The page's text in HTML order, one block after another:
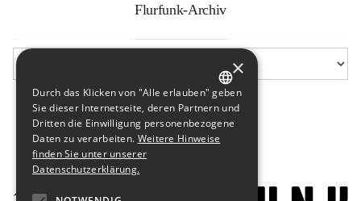
Flurfunk-Archiv
GERMAN
ENGLISH
×
Durch das Klicken von "Alle erlauben" geben
Sie dieser Internetseite, deren Partnern und
Dritten die Einwilligung personenbezogene
Daten zu verarbeiten. Weitere Hinweise
finden Sie unter unserer
Datenschutzerklärung.